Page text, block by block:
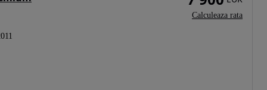
Calculeaza rata